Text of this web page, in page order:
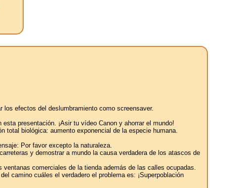
efectos del deslumbramiento como screensaver.
presentación. ¡Asir tu vídeo Canon y ahorrar el mundo!
total biológica: aumento exponencial de la especie humana.
Por favor excepto la naturaleza.
y demostrar a mundo la causa verdadera de los atascos de
comerciales de la tienda además de las calles ocupadas.
camino cuáles el verdadero el problema es: ¡Superpoblación